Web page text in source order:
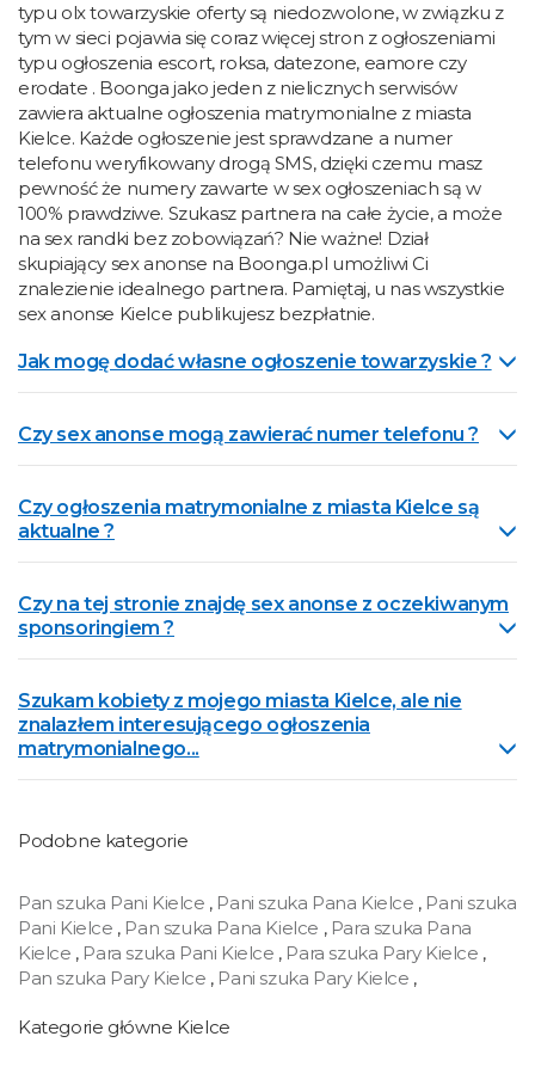
typu olx towarzyskie oferty są niedozwolone, w związku z
tym w sieci pojawia się coraz więcej stron z ogłoszeniami
typu ogłoszenia escort, roksa, datezone, eamore czy
erodate . Boonga jako jeden z nielicznych serwisów
zawiera aktualne ogłoszenia matrymonialne z miasta
Kielce. Każde ogłoszenie jest sprawdzane a numer
telefonu weryfikowany drogą SMS, dzięki czemu masz
pewność że numery zawarte w sex ogłoszeniach są w
100% prawdziwe. Szukasz partnera na całe życie, a może
na sex randki bez zobowiązań? Nie ważne! Dział
skupiający sex anonse na Boonga.pl umożliwi Ci
znalezienie idealnego partnera. Pamiętaj, u nas wszystkie
sex anonse Kielce publikujesz bezpłatnie.
Jak mogę dodać własne ogłoszenie towarzyskie ?
Czy sex anonse mogą zawierać numer telefonu ?
Czy ogłoszenia matrymonialne z miasta Kielce są
aktualne ?
Czy na tej stronie znajdę sex anonse z oczekiwanym
sponsoringiem ?
Szukam kobiety z mojego miasta Kielce, ale nie
znalazłem interesującego ogłoszenia
matrymonialnego...
Podobne kategorie
Pan szuka Pani Kielce , Pani szuka Pana Kielce , Pani szuka
Pani Kielce , Pan szuka Pana Kielce , Para szuka Pana
Kielce , Para szuka Pani Kielce , Para szuka Pary Kielce ,
Pan szuka Pary Kielce , Pani szuka Pary Kielce ,
Kategorie główne Kielce